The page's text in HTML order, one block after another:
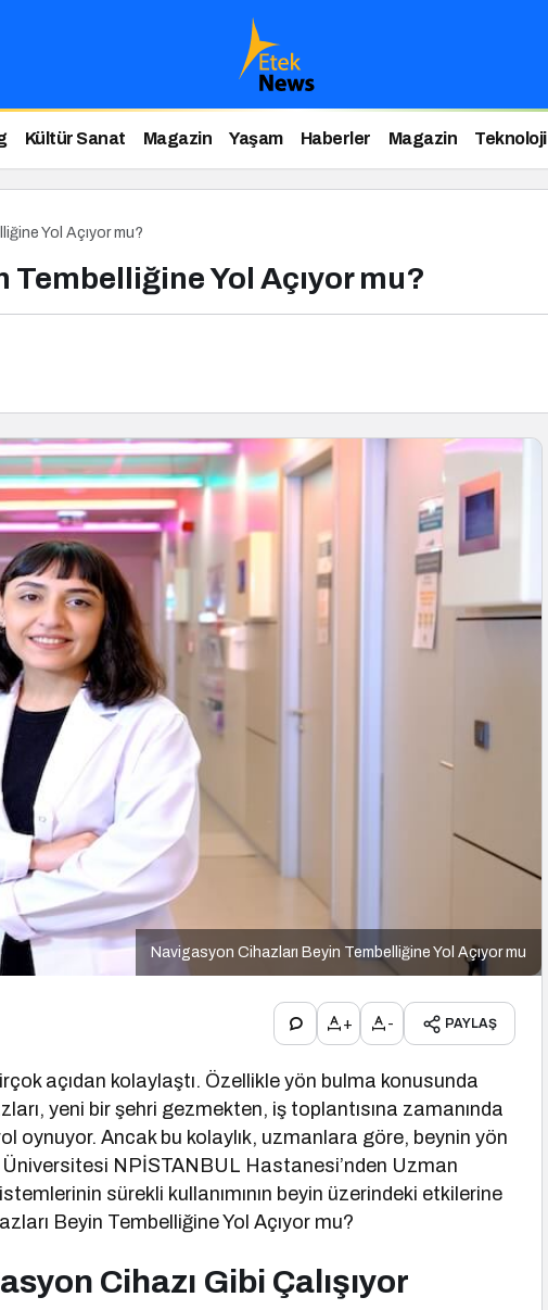
Kültür Sanat Magazin Yaşam Haberler Magazin Teknoloji
Yol Açıyor mu?
Yol Açıyor mu?
Navigasyon Cihazları Beyin Tembelliğine Yol Açıyor mu
+ - PAYLAŞ
açıdan kolaylaştı. Özellikle yön bulma konusunda
yeni bir şehri gezmekten, iş toplantısına zamanında
oynuyor. Ancak bu kolaylık, uzmanlara göre, beynin yön
NPİSTANBUL Hastanesi’nden Uzman
sürekli kullanımının beyin üzerindeki etkilerine
Beyin Tembelliğine Yol Açıyor mu?
Cihazı Gibi Çalışıyor